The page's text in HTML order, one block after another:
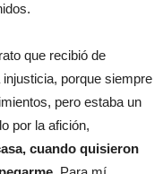
que recibió de
porque siempre
pero estaba un
por la afición,
cuando quisieron